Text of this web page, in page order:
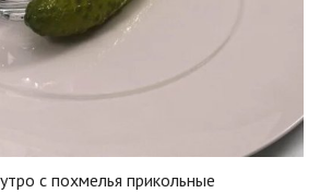
с похмелья прикольные